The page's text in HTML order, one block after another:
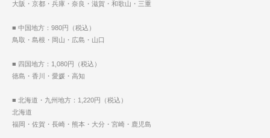
大阪・京都・兵庫・奈良・滋賀・和歌山・三重
■ 中国地方：980円（税込）
鳥取・島根・岡山・広島・山口
■ 四国地方：1,080円（税込）
徳島・香川・愛媛・高知
■ 北海道・九州地方：1,220円（税込）
北海道
福岡・佐賀・長崎・熊本・大分・宮崎・鹿児島